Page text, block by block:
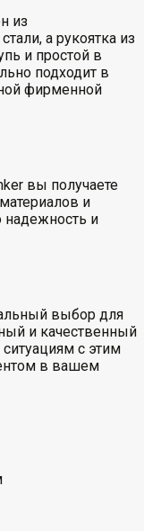
из
а рукоятка из
и простой в
подходит в
фирменной
вы получаете
и
и
выбор для
и качественный
с этим
в вашем